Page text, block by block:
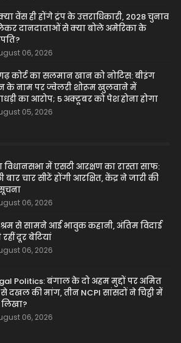
वेंस ही होंगे ट्रंप के उत्तराधिकारी, 2028 चुनाव
दानदाताओं से क्या बोले अमेरिका के
06, 2026
कोर्ट का सलमान खान को नोटिस: बीइंग
के नाम पर ज्वेलरी शोरूम खुलवाने में
का आरोप; 5 अक्टूबर को पेश होना होगा
05, 2026
विधानसभा में एसटी आरक्षण का रास्ता साफ:
बार चार सीटें होंगी आरक्षित, केंद्र ने जारी की
06, 2026
से सामने आई भावुक कहानी, अंतिम विदाई
रहीं दूर बेटियां
06, 2026
Politics: बंगाल के दो अहम मुद्दों पर अमित
दखल की मांग, तीन NCPI सांसदों ने चिट्ठी में
06, 2026